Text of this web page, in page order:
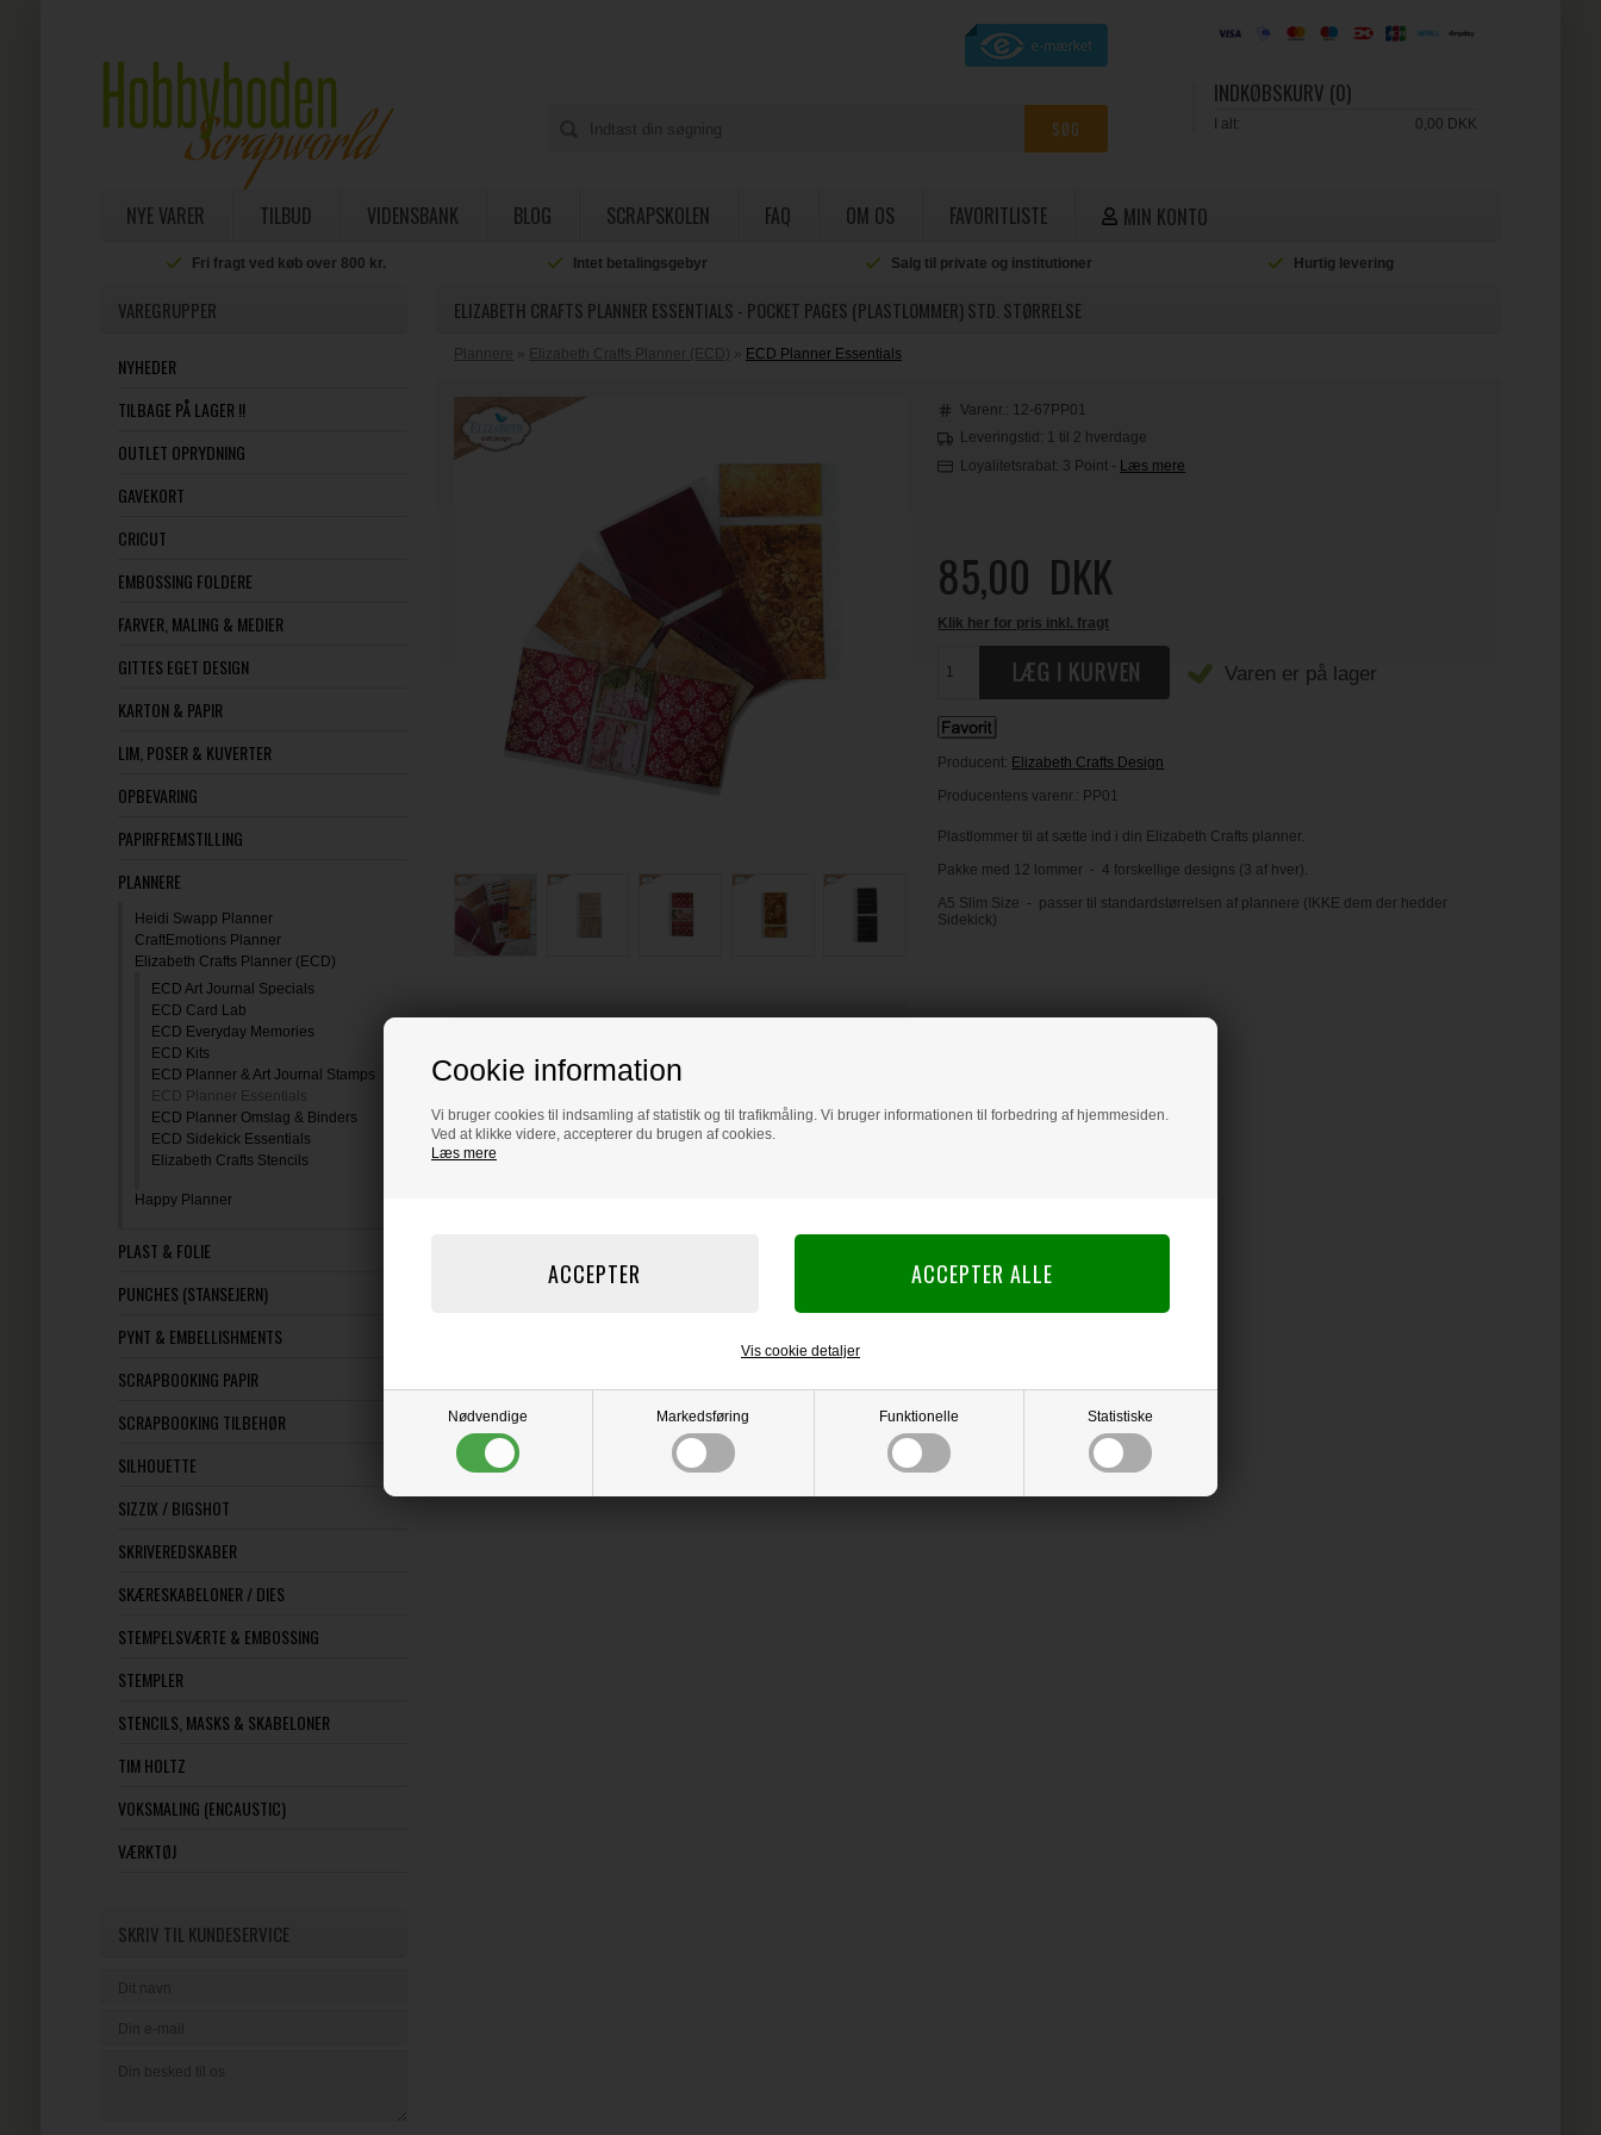
Cookie information
Vi bruger cookies til indsamling af statistik og til trafikmåling. Vi bruger informationen til forbedring af hjemmesiden.
Ved at klikke videre, accepterer du brugen af cookies.
Læs mere
Nødvendige Markedsføring Funktionelle Statistiske
Vis cookie detaljer
INDKØBSKURV (0)
I alt: 0,00 DKK
NYE VARER TILBUD VIDENSBANK BLOG SCRAPSKOLEN FAQ OM OS FAVORITLISTE MIN KONTO
Fri fragt ved køb over 800 kr. Intet betalingsgebyr Salg til private og institutioner Hurtig levering
VAREGRUPPER
NYHEDER
TILBAGE PÅ LAGER !!
OUTLET OPRYDNING
GAVEKORT
CRICUT
EMBOSSING FOLDERE
FARVER, MALING & MEDIER
GITTES EGET DESIGN
KARTON & PAPIR
LIM, POSER & KUVERTER
OPBEVARING
PAPIRFREMSTILLING
PLANNERE
Heidi Swapp Planner
CraftEmotions Planner
Elizabeth Crafts Planner (ECD)
ECD Art Journal Specials
ECD Card Lab
ECD Everyday Memories
ECD Kits
ECD Planner & Art Journal Stamps
ECD Planner Essentials
ECD Planner Omslag & Binders
ECD Sidekick Essentials
Elizabeth Crafts Stencils
Happy Planner
PLAST & FOLIE
PUNCHES (STANSEJERN)
PYNT & EMBELLISHMENTS
SCRAPBOOKING PAPIR
SCRAPBOOKING TILBEHØR
SILHOUETTE
SIZZIX / BIGSHOT
SKRIVEREDSKABER
SKÆRESKABELONER / DIES
STEMPELSVÆRTE & EMBOSSING
STEMPLER
STENCILS, MASKS & SKABELONER
TIM HOLTZ
VOKSMALING (ENCAUSTIC)
VÆRKTØJ
SKRIV TIL KUNDESERVICE
ELIZABETH CRAFTS PLANNER ESSENTIALS - POCKET PAGES (PLASTLOMMER) STD. STØRRELSE
Plannere » Elizabeth Crafts Planner (ECD) » ECD Planner Essentials
Varenr.: 12-67PP01
Leveringstid: 1 til 2 hverdage
Loyalitetsrabat: 3 Point - Læs mere
85,00 DKK
Klik her for pris inkl. fragt
Varen er på lager
Producent: Elizabeth Crafts Design
Producentens varenr.: PP01
Plastlommer til at sætte ind i din Elizabeth Crafts planner.
Pakke med 12 lommer - 4 forskellige designs (3 af hver).
A5 Slim Size - passer til standardstørrelsen af plannere (IKKE dem der hedder
Sidekick)